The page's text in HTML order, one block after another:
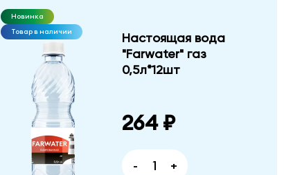
Новинка
Товар в наличии
Настоящая вода
"Farwater" газ
0,5л*12шт
264 ₽
- +